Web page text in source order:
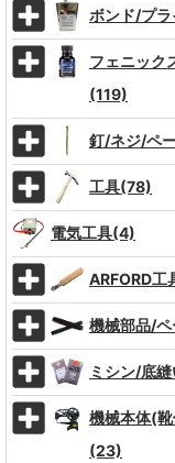
ボンド/プ
フェニック
(119)
釘/ネジ/ペ
工具(78)
電気工具(4)
ARFORD
機械部品/
ミシン/底
機械本体(
(23)